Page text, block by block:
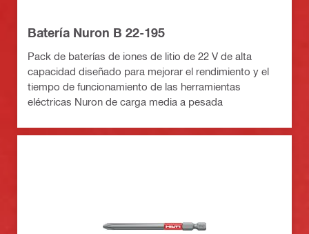
Batería Nuron B 22-195
Pack de baterías de iones de litio de 22 V de alta
capacidad diseñado para mejorar el rendimiento y el
tiempo de funcionamiento de las herramientas
eléctricas Nuron de carga media a pesada